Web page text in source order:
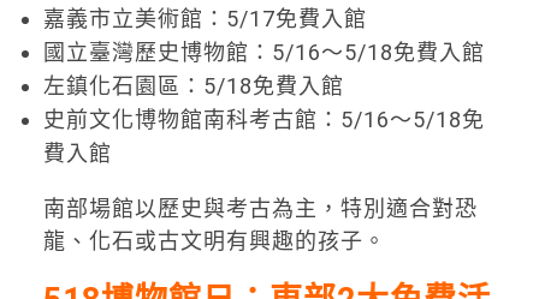
嘉義市立美術館：5/17免費入館
國立臺灣歷史博物館：5/16～5/18免費入館
左鎮化石園區：5/18免費入館
史前文化博物館南科考古館：5/16～5/18免
費入館
南部場館以歷史與考古為主，特別適合對恐
龍、化石或古文明有興趣的孩子。